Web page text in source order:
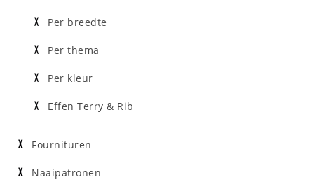
Per breedte
Per thema
Per kleur
Effen Terry & Rib
Fournituren
Naaipatronen